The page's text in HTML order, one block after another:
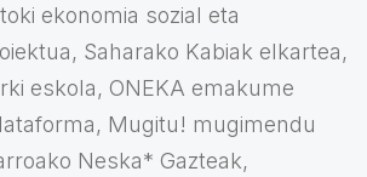
ekonomia sozial eta
Saharako Kabiak elkartea,
eskola, ONEKA emakume
Mugitu! mugimendu
Neska* Gazteak,